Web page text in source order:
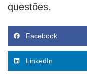
questões.
Facebook
LinkedIn